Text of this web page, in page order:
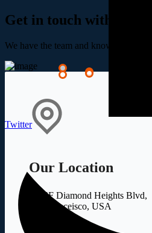
Twitter
Get in touch with our
We have the team and know-how to
Our Location
5214F Diamond Heights Blvd,
San Franceisco, USA